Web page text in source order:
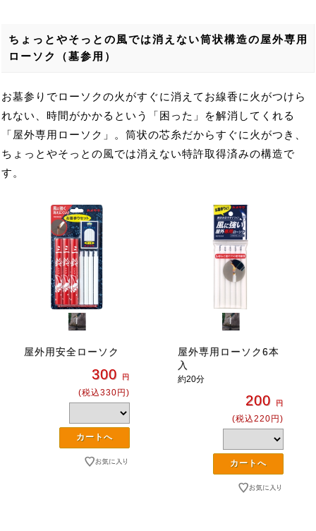
ちょっとやそっとの風では消えない筒状構造の屋外専用
ローソク（墓参用）
お墓参りでローソクの火がすぐに消えてお線香に火がつけら
れない、時間がかかるという「困った」を解消してくれる
「屋外専用ローソク」。筒状の芯糸だからすぐに火がつき、
ちょっとやそっとの風では消えない特許取得済みの構造で
す。
屋外用安全ローソク
300 円
(税込330円)
屋外専用ローソク6本
入
約20分
200 円
(税込220円)